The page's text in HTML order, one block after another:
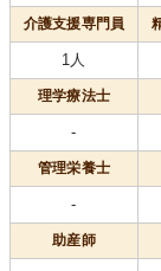
介護支援専門員
1人
理学療法士
-
管理栄養士
-
助産師